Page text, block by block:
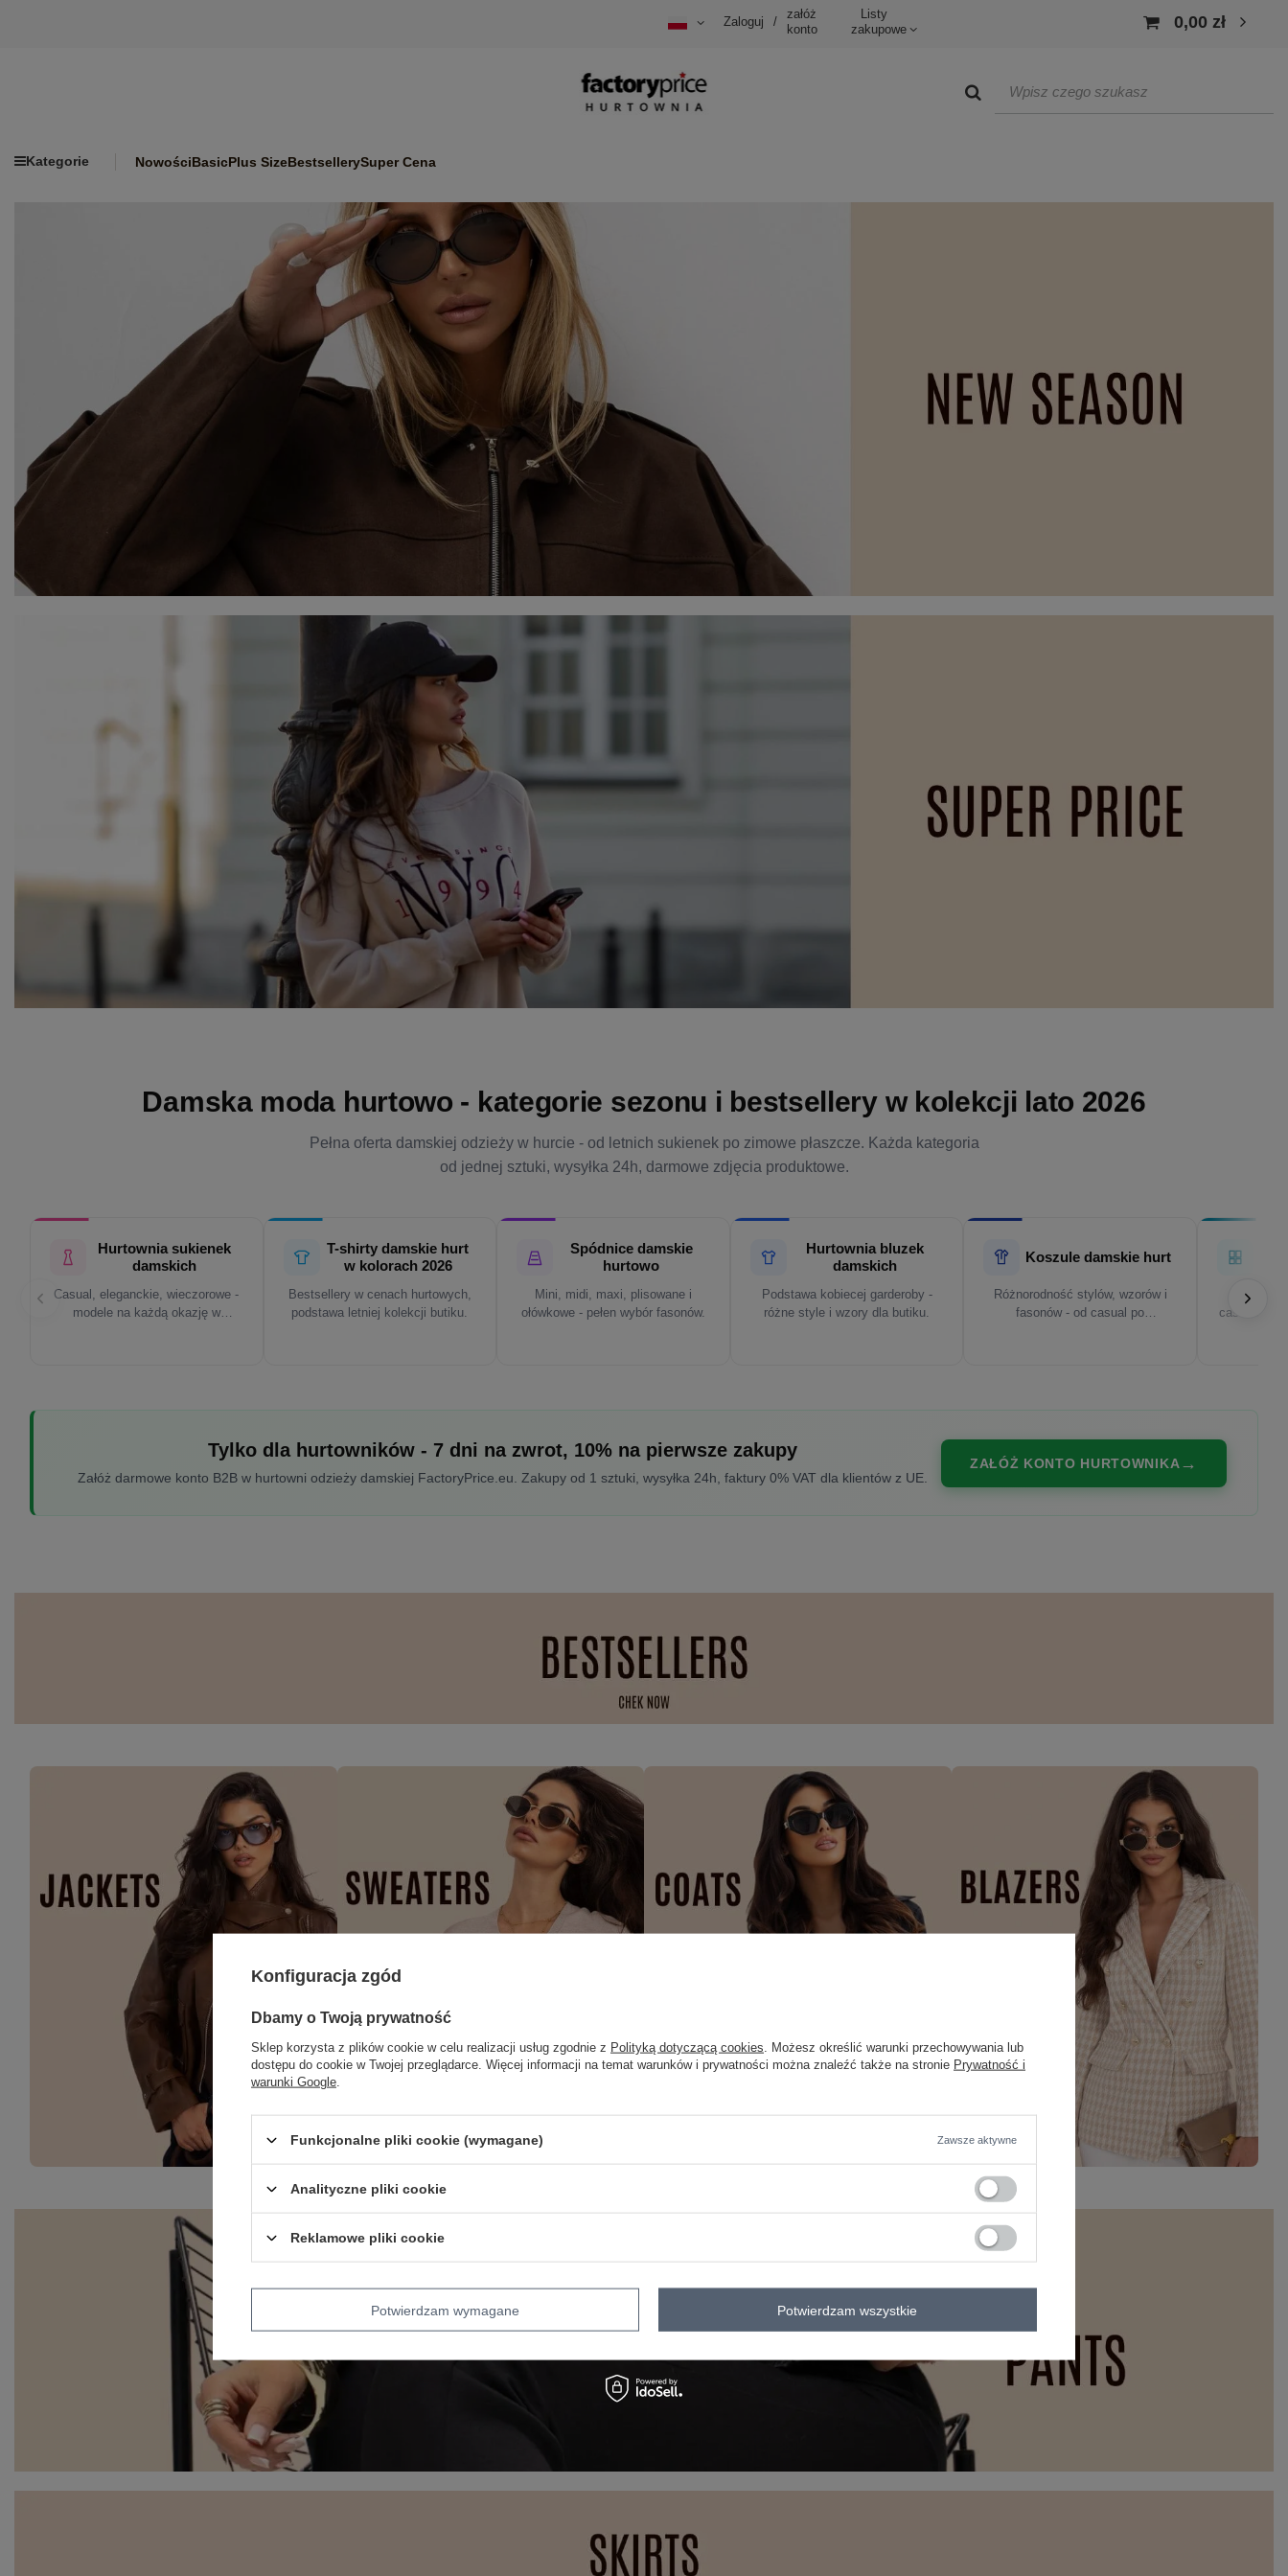
Zaloguj /
załóż
konto
Listy
zakupowe
0,00 zł
Kategorie NowościBasicPlus SizeBestsellerySuper Cena
Damska moda hurtowo - kategorie sezonu i bestsellery w kolekcji lato 2026
Pełna oferta damskiej odzieży w hurcie - od letnich sukienek po zimowe płaszcze. Każda kategoria
od jednej sztuki, wysyłka 24h, darmowe zdjęcia produktowe.
Hurtownia sukienek
damskich
Casual, eleganckie, wieczorowe -
modele na każdą okazję w
T-shirty damskie hurt
w kolorach 2026
Bestsellery w cenach hurtowych,
podstawa letniej kolekcji butiku.
Spódnice damskie
hurtowo
Mini, midi, maxi, plisowane i
ołówkowe - pełen wybór fasonów.
Hurtownia bluzek
damskich
Podstawa kobiecej garderoby -
różne style i wzory dla butiku.
Koszule damskie hurt
Różnorodność stylów, wzorów i
fasonów - od casual po
casualowe,
Tylko dla hurtowników - 7 dni na zwrot, 10% na pierwsze zakupy
Załóż darmowe konto B2B w hurtowni odzieży damskiej FactoryPrice.eu. Zakupy od 1 sztuki, wysyłka 24h, faktury 0% VAT dla klientów z UE.
ZAŁÓŻ KONTO HURTOWNIKA
Konfiguracja zgód
Dbamy o Twoją prywatność
Sklep korzysta z plików cookie w celu realizacji usług zgodnie z Polityką dotyczącą cookies . Możesz określić warunki przechowywania lub
dostępu do cookie w Twojej przeglądarce. Więcej informacji na temat warunków i prywatności można znaleźć także na stronie Prywatność i
warunki Google
Funkcjonalne pliki cookie (wymagane) Zawsze aktywne
Analityczne pliki cookie
Reklamowe pliki cookie
Potwierdzam wymagane Potwierdzam wszystkie